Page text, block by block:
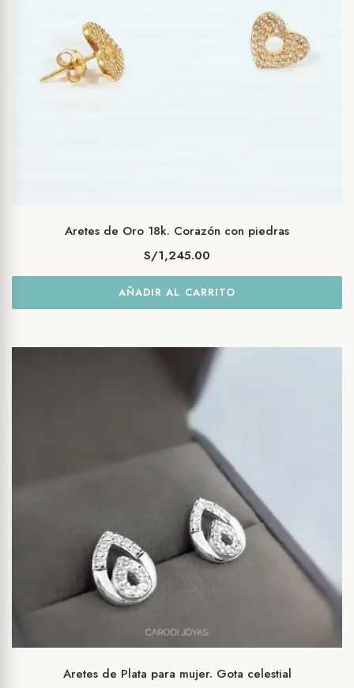
Aretes de Oro 18k. Corazón con piedras
S/1,245.00
AÑADIR AL CARRITO
Aretes de Plata para mujer. Gota celestial